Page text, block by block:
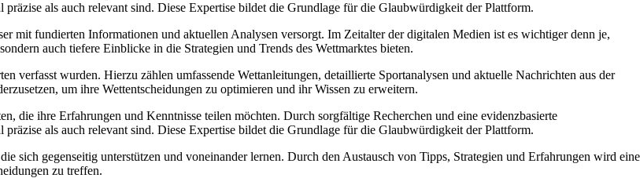
als auch relevant sind. Diese Expertise bildet die Grundlage für die Glaubwürdigkeit der Plattform.
mit fundierten Informationen und aktuellen Analysen versorgt. Im Zeitalter der digitalen Medien ist es wichtiger denn je,
auch tiefere Einblicke in die Strategien und Trends des Wettmarktes bieten.
verfasst wurden. Hierzu zählen umfassende Wettanleitungen, detaillierte Sportanalysen und aktuelle Nachrichten aus der
um ihre Wettentscheidungen zu optimieren und ihr Wissen zu erweitern.
die ihre Erfahrungen und Kenntnisse teilen möchten. Durch sorgfältige Recherchen und eine evidenzbasierte
als auch relevant sind. Diese Expertise bildet die Grundlage für die Glaubwürdigkeit der Plattform.
sich gegenseitig unterstützen und voneinander lernen. Durch den Austausch von Tipps, Strategien und Erfahrungen wird eine
zu treffen.